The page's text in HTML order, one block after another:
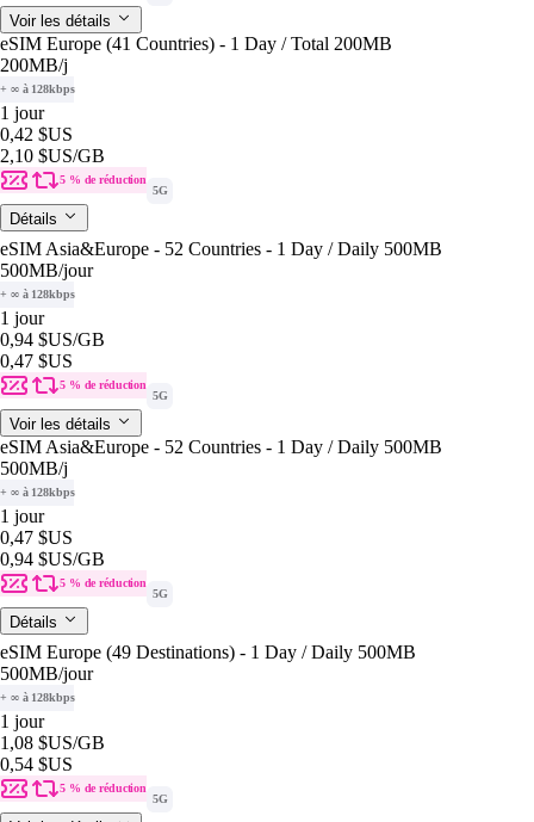
Voir les détails
eSIM Europe (41 Countries) - 1 Day / Total 200MB
200MB/j
+ ∞ à 128kbps
1 jour
0,42 $US
2,10 $US/GB
5 % de réduction
5G
Détails
eSIM Asia&Europe - 52 Countries - 1 Day / Daily 500MB
500MB/jour
+ ∞ à 128kbps
1 jour
0,94 $US/GB
0,47 $US
5 % de réduction
5G
Voir les détails
eSIM Asia&Europe - 52 Countries - 1 Day / Daily 500MB
500MB/j
+ ∞ à 128kbps
1 jour
0,47 $US
0,94 $US/GB
5 % de réduction
5G
Détails
eSIM Europe (49 Destinations) - 1 Day / Daily 500MB
500MB/jour
+ ∞ à 128kbps
1 jour
1,08 $US/GB
0,54 $US
5 % de réduction
5G